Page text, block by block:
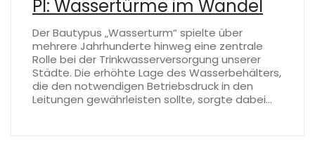
PI: Wassertürme im Wandel
Der Bautypus „Wasserturm“ spielte über
mehrere Jahrhunderte hinweg eine zentrale
Rolle bei der Trinkwasserversorgung unserer
Städte. Die erhöhte Lage des Wasserbehälters,
die den notwendigen Betriebsdruck in den
Leitungen gewährleisten sollte, sorgte dabei…